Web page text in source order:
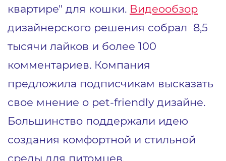
квартире" для кошки. Видеообзор
дизайнерского решения собрал 8,5
тысячи лайков и более 100
комментариев. Компания
предложила подписчикам высказать
свое мнение о pet-friendly дизайне.
Большинство поддержали идею
создания комфортной и стильной
среды для питомцев.